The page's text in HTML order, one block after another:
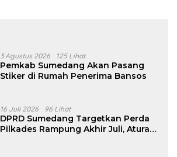
3 Agustus 2026 125 Lihat
Pemkab Sumedang Akan Pasang
Stiker di Rumah Penerima Bansos
16 Juli 2026 96 Lihat
DPRD Sumedang Targetkan Perda
Pilkades Rampung Akhir Juli, Aturan